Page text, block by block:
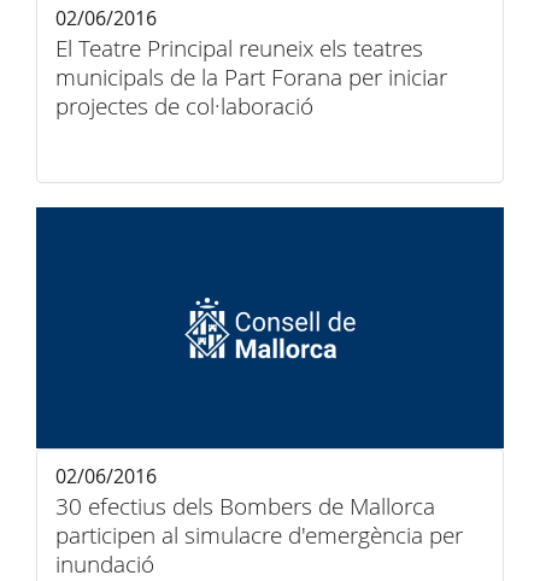
El Teatre Principal reuneix els teatres
municipals de la Part Forana per iniciar
projectes de col·laboració
02/06/2016
30 efectius dels Bombers de Mallorca
participen al simulacre d'emergència per
inundació
02/06/2016